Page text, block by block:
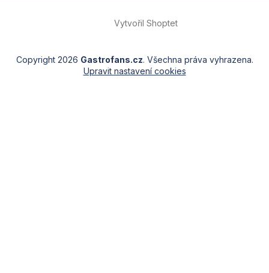
Vytvořil Shoptet
Copyright 2026 Gastrofans.cz. Všechna práva vyhrazena.
Upravit nastavení cookies